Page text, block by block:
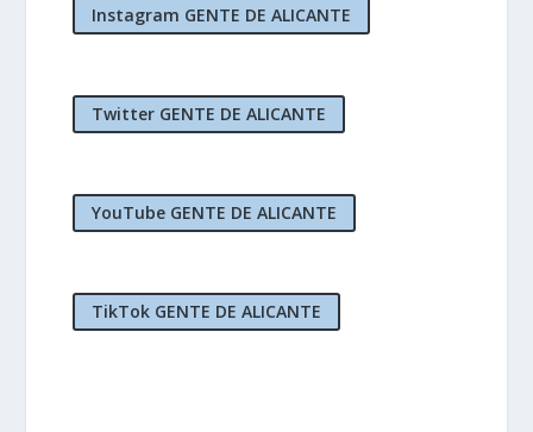
Instagram GENTE DE ALICANTE
Twitter GENTE DE ALICANTE
YouTube GENTE DE ALICANTE
TikTok GENTE DE ALICANTE